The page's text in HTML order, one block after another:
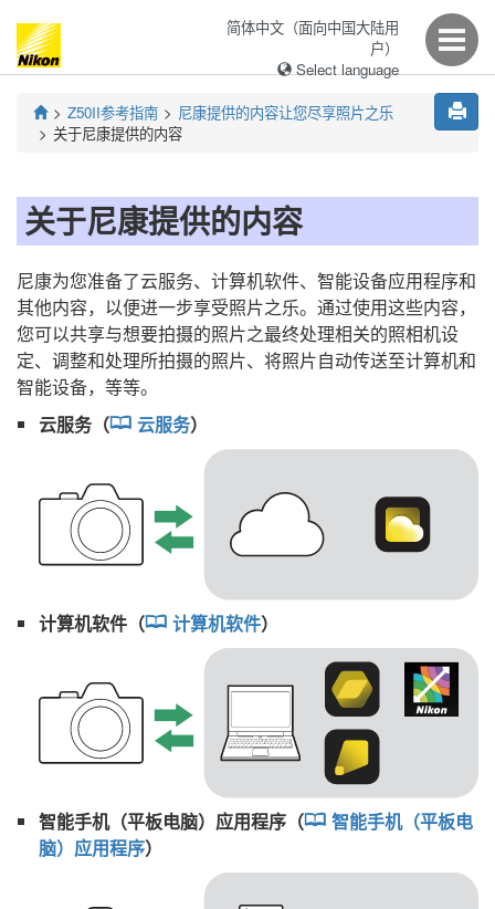
简体中文（面向中国大陆用
户）
Select language
Z50II参考指南
尼康提供的内容让您尽享照片之乐
关于尼康提供的内容
关于尼康提供的内容
尼康为您准备了云服务、计算机软件、智能设备应用程序和
其他内容，以便进一步享受照片之乐。通过使用这些内容，
您可以共享与想要拍摄的照片之最终处理相关的照相机设
定、调整和处理所拍摄的照片、将照片自动传送至计算机和
智能设备，等等。
云服务（
云服务）
计算机软件（ 计算机软件）
智能手机（平板电脑）应用程序（
智能手机（平板电
脑）应用程序）